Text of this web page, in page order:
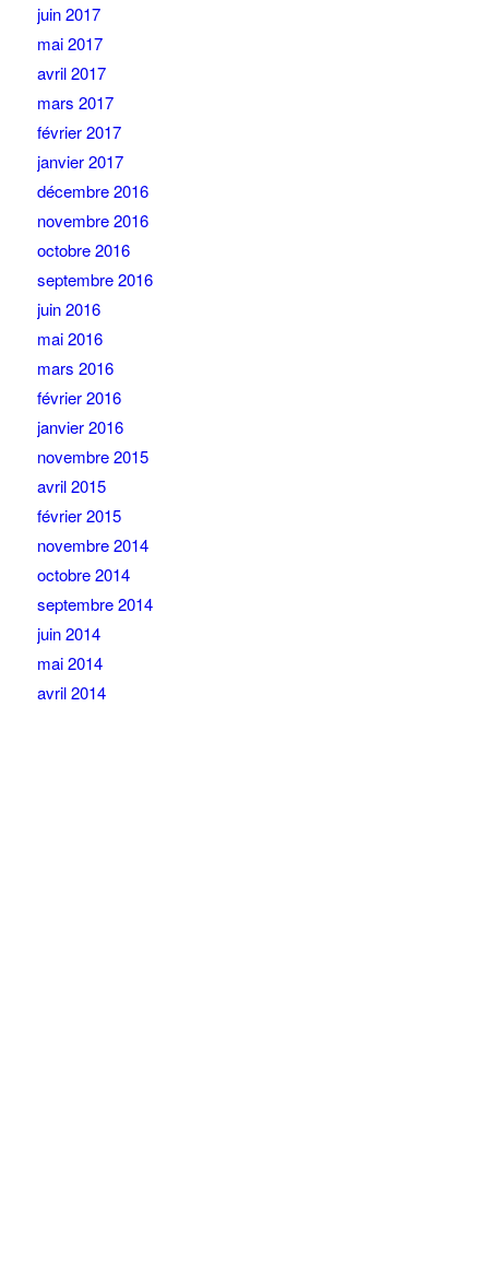
juin 2017
mai 2017
avril 2017
mars 2017
février 2017
janvier 2017
décembre 2016
novembre 2016
octobre 2016
septembre 2016
juin 2016
mai 2016
mars 2016
février 2016
janvier 2016
novembre 2015
avril 2015
février 2015
novembre 2014
octobre 2014
septembre 2014
juin 2014
mai 2014
avril 2014